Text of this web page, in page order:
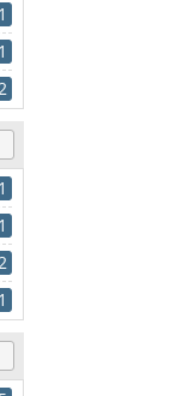
1
1
1